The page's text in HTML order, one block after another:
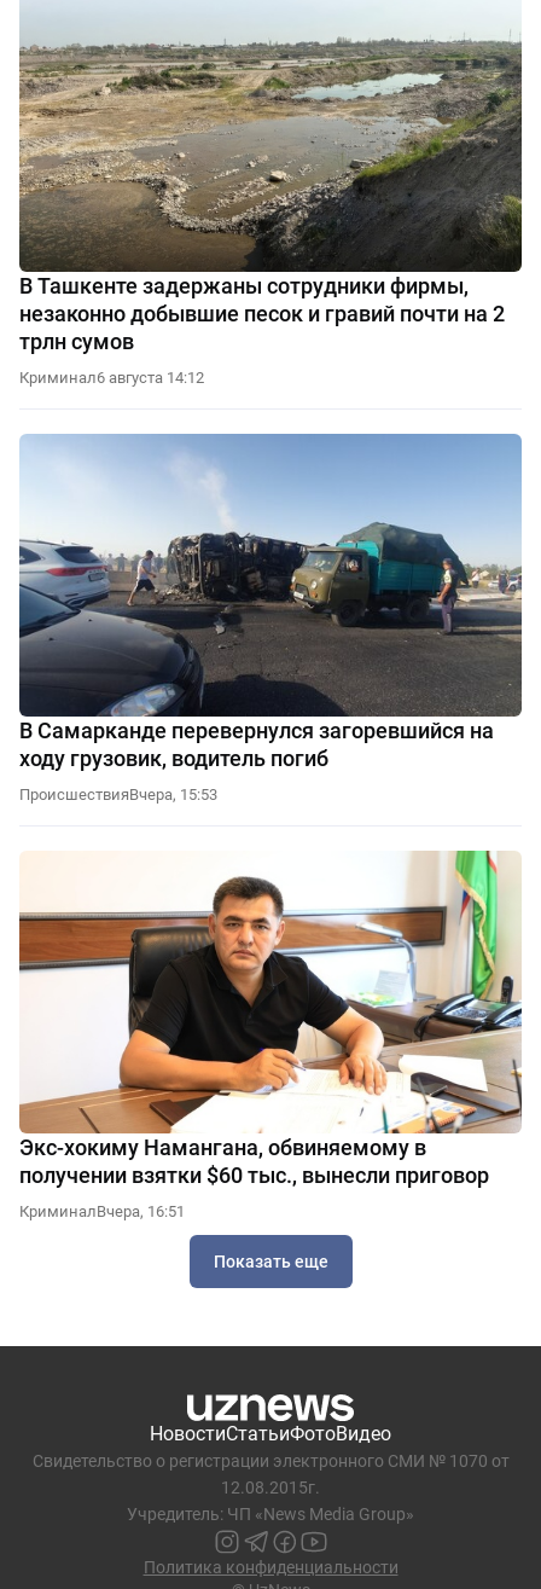
В Ташкенте задержаны сотрудники фирмы,
незаконно добывшие песок и гравий почти на 2
трлн сумов
Криминал6 августа 14:12
В Самарканде перевернулся загоревшийся на
ходу грузовик, водитель погиб
ПроисшествияВчера, 15:53
Экс-хокиму Намангана, обвиняемому в
получении взятки $60 тыс., вынесли приговор
КриминалВчера, 16:51
Показать еще
НовостиСтатьиФотоВидео
Свидетельство о регистрации электронного СМИ № 1070 от
12.08.2015г.
Учредитель: ЧП «News Media Group»
Политика конфиденциальности